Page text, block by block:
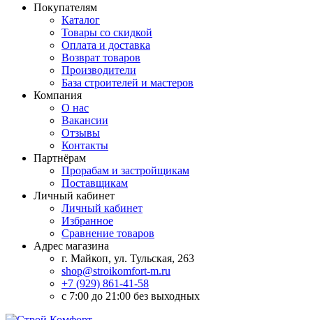
Покупателям
Каталог
Товары со скидкой
Оплата и доставка
Возврат товаров
Производители
База строителей и мастеров
Компания
О нас
Вакансии
Отзывы
Контакты
Партнёрам
Прорабам и застройщикам
Поставщикам
Личный кабинет
Личный кабинет
Избранное
Сравнение товаров
Адрес магазина
г. Майкоп, ул. Тульская, 263
shop@stroikomfort-m.ru
+7 (929) 861-41-58
с 7:00 до 21:00 без выходных